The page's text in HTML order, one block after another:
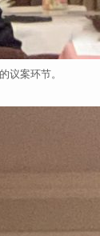
议案环节。